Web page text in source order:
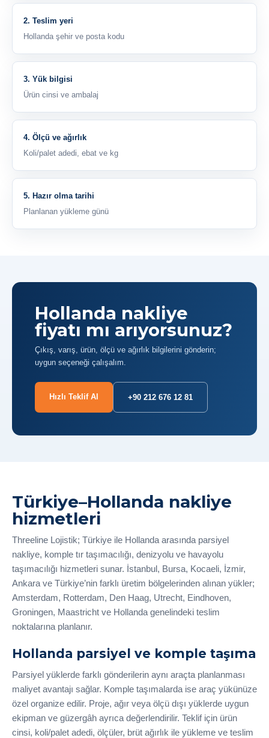
2. Teslim yeri
Hollanda şehir ve posta kodu
3. Yük bilgisi
Ürün cinsi ve ambalaj
4. Ölçü ve ağırlık
Koli/palet adedi, ebat ve kg
5. Hazır olma tarihi
Planlanan yükleme günü
Hollanda nakliye
fiyatı mı arıyorsunuz?
Çıkış, varış, ürün, ölçü ve ağırlık bilgilerini gönderin;
uygun seçeneği çalışalım.
Hızlı Teklif Al +90 212 676 12 81
Türkiye–Hollanda nakliye
hizmetleri
Threeline Lojistik; Türkiye ile Hollanda arasında parsiyel
nakliye, komple tır taşımacılığı, denizyolu ve havayolu
taşımacılığı hizmetleri sunar. İstanbul, Bursa, Kocaeli, İzmir,
Ankara ve Türkiye’nin farklı üretim bölgelerinden alınan yükler;
Amsterdam, Rotterdam, Den Haag, Utrecht, Eindhoven,
Groningen, Maastricht ve Hollanda genelindeki teslim
noktalarına planlanır.
Hollanda parsiyel ve komple taşıma
Parsiyel yüklerde farklı gönderilerin aynı araçta planlanması
maliyet avantajı sağlar. Komple taşımalarda ise araç yükünüze
özel organize edilir. Proje, ağır veya ölçü dışı yüklerde uygun
ekipman ve güzergâh ayrıca değerlendirilir. Teklif için ürün
cinsi, koli/palet adedi, ölçüler, brüt ağırlık ile yükleme ve teslim